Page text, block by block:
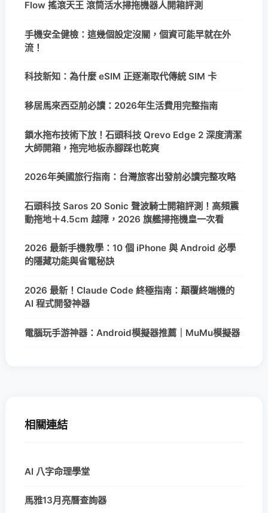
Flow 搖滾天王 滾筒活水掃拖機器人開箱評測
手機安全健檢：這幾個設定沒關，個資可能早就在外
流！
科技新知：為什麼 eSIM 正逐漸取代傳統 SIM 卡
移居馬來西亞前必讀：2026年生活費用完整指南
鎖水拖布技術下放！石頭科技 Qrevo Edge 2 深度清潔
大師開箱，拖完地板赤腳踩也乾爽
2026年美國旅行指南：台灣旅客出發前必讀完整攻略
石頭科技 Saros 20 Sonic 聲波騎士開箱評測！高頻震
動拖地＋4.5cm 越障，2026 旗艦掃拖機皇一次看
2026 最新手機教學：10 個 iPhone 與 Android 必學
的隱藏功能與省電秘訣
2026 最新！Claude Code 終極指南：顛覆終端機的
AI 程式開發神器
電腦玩手游神器：Android模擬器推薦｜MuMu模擬器
相關連結
AI 八字命理學堂
馬雅13月亮曆查詢器